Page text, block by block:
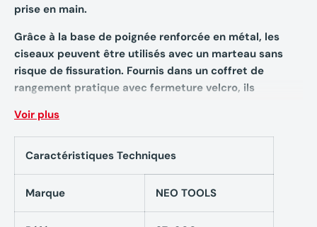
prise en main.
Grâce à la base de poignée renforcée en métal, les
ciseaux peuvent être utilisés avec un marteau sans
risque de fissuration. Fournis dans un coffret de
rangement pratique avec fermeture velcro, ils
prolongée grâce à la possibilité de réaffûtage.
Caractéristiques techniques
Jeu de ciseaux 6, 12, 18, 24 mm,
Voir plus
Caractéristiques Techniques
Marque NEO TOOLS